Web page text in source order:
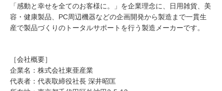
「感動と幸せを全てのお客様に。」を企業理念に、日用雑貨、美
容・健康製品、PC周辺機器などの企画開発から製造まで一貫生
産で製品づくりのトータルサポートを行う製造メーカーです。
［会社概要］
企業名：株式会社東亜産業
代表者：代表取締役社長 深井昭匡